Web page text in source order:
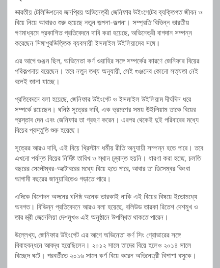
ভারতীয় টেলিভিশনের জনপ্রিয় অভিনেত্রী জেনিফার উইংগেটের ব্যক্তিগত জীবন ও
বিয়ে নিয়ে আবারও শুরু হয়েছে নতুন জল্পনা-কল্পনা। সম্প্রতি বিভিন্ন ভারতীয়
গণমাধ্যমে প্রকাশিত প্রতিবেদনে দাবি করা হয়েছে, অভিনেত্রী বাগদান সম্পন্ন
করেছেন সিঙ্গাপুরভিত্তিক ব্যবসায়ী ইসমাইল উইলিয়ামের সঙ্গে।
এর আগে গুঞ্জন ছিল, অভিনেতা কর্ণ ওয়াহির সঙ্গে সম্পর্কের কারণে জেনিফার বিয়ের
পরিকল্পনায় রয়েছেন। তবে নতুন তথ্য অনুযায়ী, সেই গুঞ্জনের কোনো সত্যতা নেই
বলেই জানা যাচ্ছে।
প্রতিবেদনে বলা হয়েছে, জেনিফার উইংগেট ও ইসমাইল উইলিয়াম দীর্ঘদিন ধরে
সম্পর্কে রয়েছেন। ঘনিষ্ঠ সূত্রের দাবি, এক ভ্রমণের সময় উইলিয়াম তাকে বিয়ের
প্রস্তাব দেন এবং জেনিফার তা গ্রহণ করেন। এরপর থেকেই দুই পরিবারের মধ্যে
বিয়ের প্রস্তুতি শুরু হয়েছে।
সূত্রের আরও দাবি, এই বিয়ে খ্রিস্টান ধর্মীয় রীতি অনুযায়ী সম্পন্ন হতে পারে। তবে
এখনো পর্যন্ত বিয়ের নির্দিষ্ট তারিখ ও স্থান চূড়ান্ত হয়নি। ধারণা করা হচ্ছে, চলতি
বছরের সেপ্টেম্বর-অক্টোবরের মধ্যে বিয়ে হতে পারে, আবার তা ডিসেম্বর কিংবা
আগামী বছরের জানুয়ারিতেও গড়াতে পারে।
এদিকে বিনোদন অঙ্গনের ঘনিষ্ঠ অনেক তারকাই নাকি এই বিয়ের বিষয়ে ইতোমধ্যে
অবগত। বিভিন্ন প্রতিবেদনে আরও বলা হয়েছে, বলিউড তারকা রিতেশ দেশমুখ ও
তার স্ত্রী জেনেলিয়া দেশমুখও এই অনুষ্ঠানে উপস্থিত থাকতে পারেন।
উল্লেখ্য, জেনিফার উইংগেট এর আগে অভিনেতা কর্ণ সিং গ্রোভারের সঙ্গে
বিবাহবন্ধনে আবদ্ধ হয়েছিলেন। ২০১২ সালে তাদের বিয়ে হলেও ২০১৪ সালে
বিচ্ছেদ ঘটে। পরবর্তীতে ২০১৬ সালে কর্ণ বিয়ে করেন অভিনেত্রী বিপাশা বসুকে।